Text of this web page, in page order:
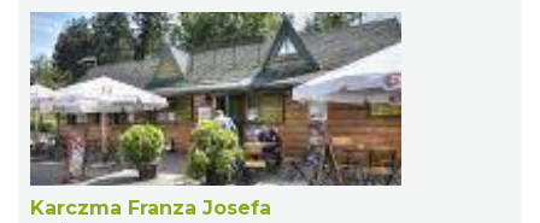
Karczma Franza Josefa